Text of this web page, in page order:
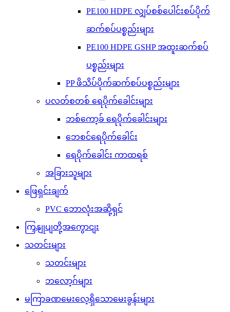
PE100 HDPE လျှပ်စစ်ပေါင်းစပ်ပိုက်
ဆက်စပ်ပစ္စည်းများ
PE100 HDPE GSHP အထူးဆက်စပ်
ပစ္စည်းများ
PP ဖိသိပ်ပိုက်ဆက်စပ်ပစ္စည်းများ
ပလတ်စတစ် ရေပိုက်ခေါင်းများ
ဘစ်ကော့ခ် ရေပိုက်ခေါင်းများ
ဘေစင်ရေပိုက်ခေါင်း
ရေပိုက်ခေါင်း ကာထရစ်
အခြားသူများ
ဖြေရှင်းချက်
PVC ဘောလုံးအဆို့ရှင်
ကြှနျုပျတို့အကွောငျး
သတင်းများ
သတင်းများ
ဘလော့ဂ်များ
မကြာခဏမေးလေ့ရှိသောမေးခွန်းများ